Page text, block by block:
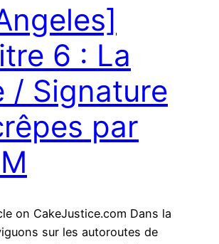
6 : La
/ Signature
par
on CakeJustice.com Dans la
sur les autoroutes de